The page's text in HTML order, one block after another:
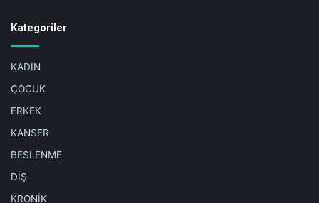
Kategoriler
KADIN
ÇOCUK
ERKEK
KANSER
BESLENME
DİŞ
KRONİK